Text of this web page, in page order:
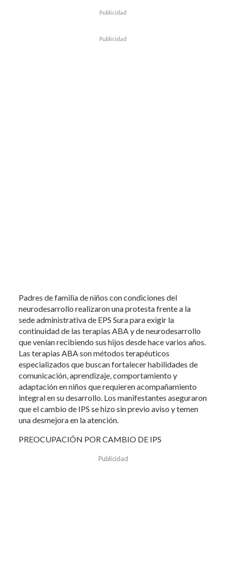
Publicidad
Publicidad
Padres de familia de niños con condiciones del
neurodesarrollo realizaron una protesta frente a la
sede administrativa de EPS Sura para exigir la
continuidad de las terapias ABA y de neurodesarrollo
que venían recibiendo sus hijos desde hace varios años.
Las terapias ABA son métodos terapéuticos
especializados que buscan fortalecer habilidades de
comunicación, aprendizaje, comportamiento y
adaptación en niños que requieren acompañamiento
integral en su desarrollo. Los manifestantes aseguraron
que el cambio de IPS se hizo sin previo aviso y temen
una desmejora en la atención.
PREOCUPACIÓN POR CAMBIO DE IPS
Publicidad